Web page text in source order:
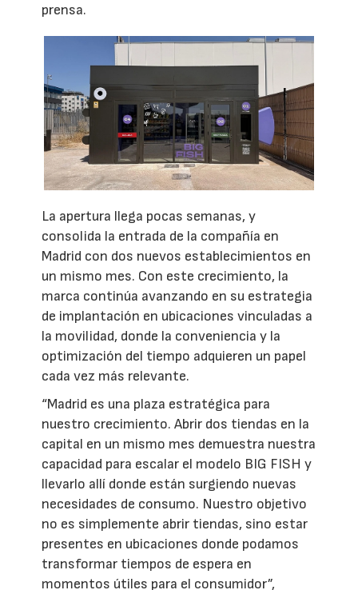
prensa.
La apertura llega pocas semanas, y
consolida la entrada de la compañía en
Madrid con dos nuevos establecimientos en
un mismo mes. Con este crecimiento, la
marca continúa avanzando en su estrategia
de implantación en ubicaciones vinculadas a
la movilidad, donde la conveniencia y la
optimización del tiempo adquieren un papel
cada vez más relevante.
“Madrid es una plaza estratégica para
nuestro crecimiento. Abrir dos tiendas en la
capital en un mismo mes demuestra nuestra
capacidad para escalar el modelo BIG FISH y
llevarlo allí donde están surgiendo nuevas
necesidades de consumo. Nuestro objetivo
no es simplemente abrir tiendas, sino estar
presentes en ubicaciones donde podamos
transformar tiempos de espera en
momentos útiles para el consumidor”,